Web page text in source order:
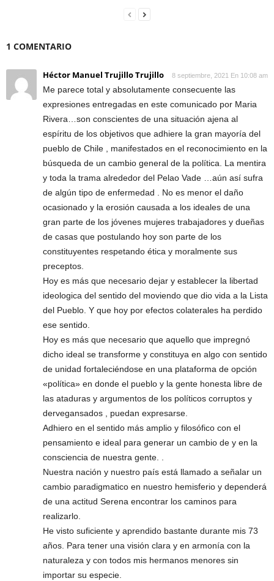
1 COMENTARIO
Héctor Manuel Trujillo Trujillo 8 septiembre, 2021 En 10:08 am
Me parece total y absolutamente consecuente las
expresiones entregadas en este comunicado por Maria
Rivera…son conscientes de una situación ajena al
espíritu de los objetivos que adhiere la gran mayoría del
pueblo de Chile , manifestados en el reconocimiento en la
búsqueda de un cambio general de la política. La mentira
y toda la trama alrededor del Pelao Vade …aún así sufra
de algún tipo de enfermedad . No es menor el daño
ocasionado y la erosión causada a los ideales de una
gran parte de los jóvenes mujeres trabajadores y dueñas
de casas que postulando hoy son parte de los
constituyentes respetando ética y moralmente sus
preceptos.
Hoy es más que necesario dejar y establecer la libertad
ideologica del sentido del moviendo que dio vida a la Lista
del Pueblo. Y que hoy por efectos colaterales ha perdido
ese sentido.
Hoy es más que necesario que aquello que impregnó
dicho ideal se transforme y constituya en algo con sentido
de unidad fortaleciéndose en una plataforma de opción
«política» en donde el pueblo y la gente honesta libre de
las ataduras y argumentos de los políticos corruptos y
dervegansados , puedan expresarse.
Adhiero en el sentido más amplio y filosófico con el
pensamiento e ideal para generar un cambio de y en la
consciencia de nuestra gente. .
Nuestra nación y nuestro país está llamado a señalar un
cambio paradigmatico en nuestro hemisferio y dependerá
de una actitud Serena encontrar los caminos para
realizarlo.
He visto suficiente y aprendido bastante durante mis 73
años. Para tener una visión clara y en armonía con la
naturaleza y con todos mis hermanos menores sin
importar su especie.